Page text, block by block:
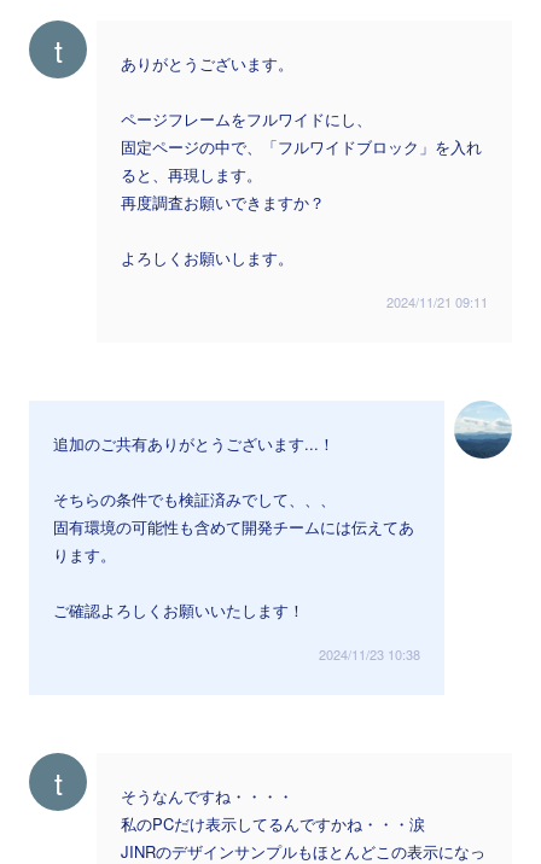
t ありがとうございます。
ページフレームをフルワイドにし、
固定ページの中で、「フルワイドブロック」を入れ
ると、再現します。
再度調査お願いできますか？
よろしくお願いします。
2024/11/21 09:11
追加のご共有ありがとうございます...！
そちらの条件でも検証済みでして、、、
固有環境の可能性も含めて開発チームには伝えてあ
ります。
ご確認よろしくお願いいたします！
2024/11/23 10:38
t
そうなんですね・・・・
私のPCだけ表示してるんですかね・・・涙
JINRのデザインサンプルもほとんどこの表示になっ